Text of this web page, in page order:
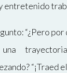
entretenido
“¿Pero por
“¡Traed